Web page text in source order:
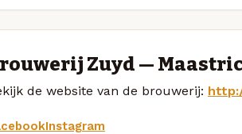
Zuyd —
de website van de brouwerij:
Instagram